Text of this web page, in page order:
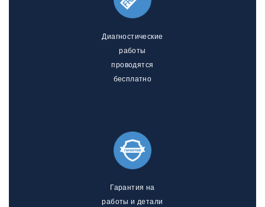
Диагностические
работы
проводятся
бесплатно
Гарантия на
работы и детали